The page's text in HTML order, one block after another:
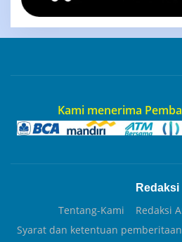
Kami menerima
Redaksi
Tentang-Kami
Redaksi
Syarat dan ketentuan pemberitaan